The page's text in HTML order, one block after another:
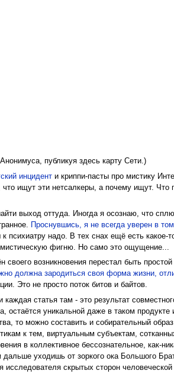
публикуя здесь карту Сети.)
инциденти криппи-пасты про мистику
ищут эти нетсалкеры, а почему ищут. Что
выход оттуда. Иногда я осознаю, что
Проснувшись, я не всегда уверен в
надо. В тех снах ещё есть какое-
фигню. Но само это ощущение...
возникновения перестал быть
должна зародиться своя форма жизни,
Это не просто поток битов и байтов.
статья там - это результат
остаётся уникальной даже в таком
то можно составить и собирательный
к тем, виртуальным субъектам,
в коллективное бессознательное, как-
уходишь от зоркого ока Большого
скрытых сторон человеческой